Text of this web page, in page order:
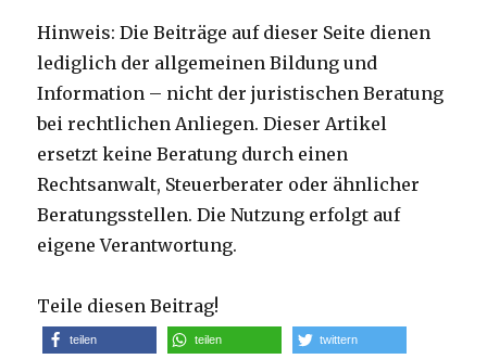
Hinweis: Die Beiträge auf dieser Seite dienen
lediglich der allgemeinen Bildung und
Information – nicht der juristischen Beratung
bei rechtlichen Anliegen. Dieser Artikel
ersetzt keine Beratung durch einen
Rechtsanwalt, Steuerberater oder ähnlicher
Beratungsstellen. Die Nutzung erfolgt auf
eigene Verantwortung.
Teile diesen Beitrag!
teilen teilen twittern